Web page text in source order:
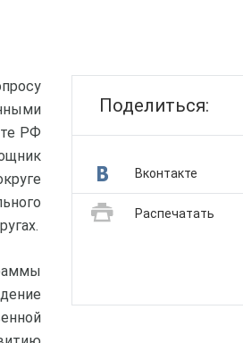
РФ
Поделиться:
Вконтакте
Распечатать